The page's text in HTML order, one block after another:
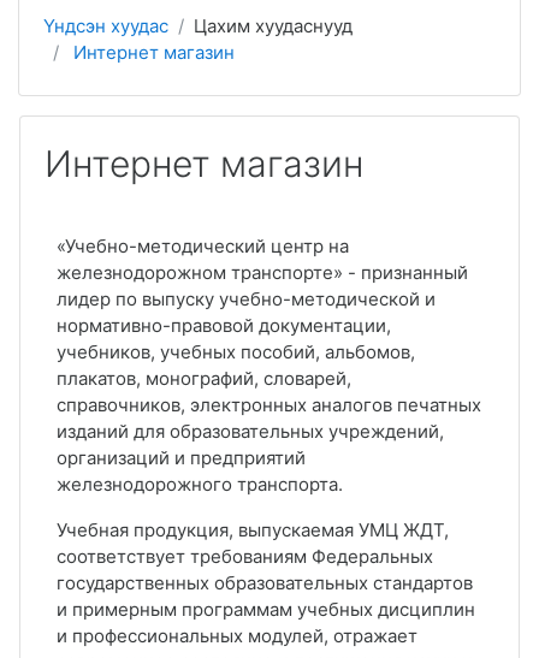
Үндсэн хуудас
Цахим хуудаснууд
Интернет магазин
Интернет магазин
«Учебно-методический центр на
железнодорожном транспорте» - признанный
лидер по выпуску учебно-методической и
нормативно-правовой документации,
учебников, учебных пособий, альбомов,
плакатов, монографий, словарей,
справочников, электронных аналогов печатных
изданий для образовательных учреждений,
организаций и предприятий
железнодорожного транспорта.
Учебная продукция, выпускаемая УМЦ ЖДТ,
соответствует требованиям Федеральных
государственных образовательных стандартов
и примерным программам учебных дисциплин
и профессиональных модулей, отражает